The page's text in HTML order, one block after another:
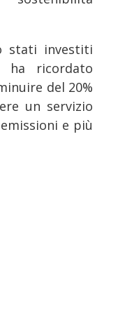
stati investiti
ricordato
del 20%
un servizio
e più